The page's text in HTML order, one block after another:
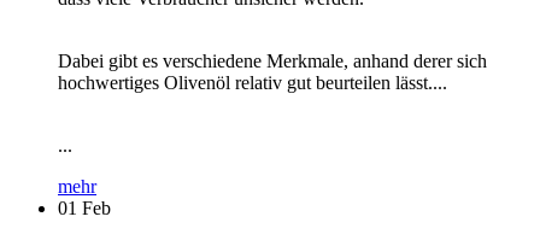
Dabei gibt es verschiedene Merkmale, anhand derer sich
hochwertiges Olivenöl relativ gut beurteilen lässt....
...
mehr
01 Feb